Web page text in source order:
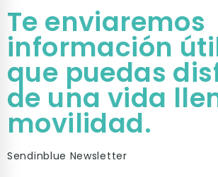
Te enviaremos
información
que puedas
de una vida
movilidad.
Sendinblue Newsletter